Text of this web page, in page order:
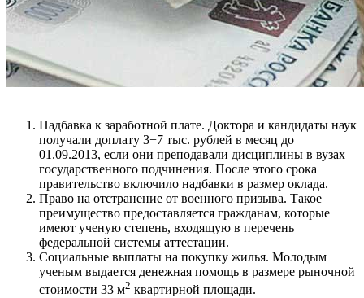
Надбавка к заработной плате. Доктора и кандидаты наук
получали доплату 3−7 тыс. рублей в месяц до
01.09.2013, если они преподавали дисциплины в вузах
государственного подчинения. После этого срока
правительство включило надбавки в размер оклада.
Право на отстранение от военного призыва. Такое
преимущество предоставляется гражданам, которые
имеют ученую степень, входящую в перечень
федеральной системы аттестации.
Социальные выплаты на покупку жилья. Молодым
ученым выдается денежная помощь в размере рыночной
стоимости 33 м2 квартирной площади.